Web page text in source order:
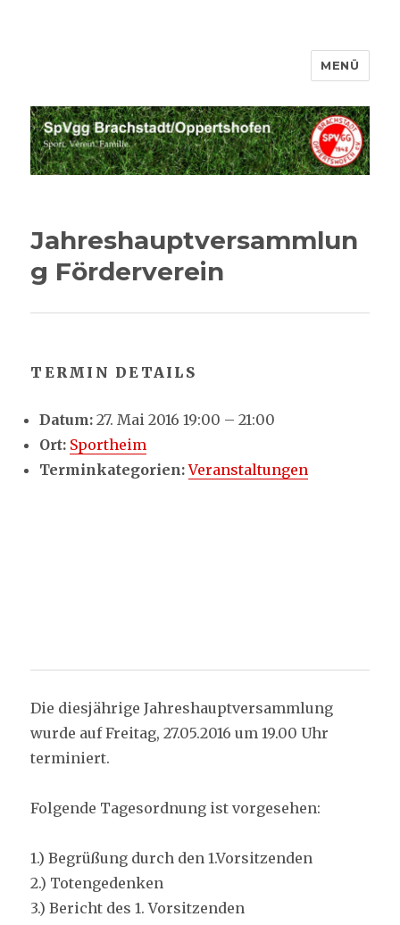
SpVgg Brachstadt Oppertshofen
MENÜ
Jahreshauptversammlun
g Förderverein
TERMIN DETAILS
Datum: 27. Mai 2016 19:00 –21:00
Ort: Sportheim
Terminkategorien: Veranstaltungen
Die diesjährige Jahreshauptversammlung
wurde auf Freitag, 27.05.2016 um 19.00 Uhr
terminiert.
Folgende Tagesordnung ist vorgesehen:
1.) Begrüßung durch den 1.Vorsitzenden
2.) Totengedenken
3.) Bericht des 1. Vorsitzenden